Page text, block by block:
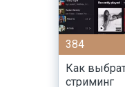
384
Как
стриминг